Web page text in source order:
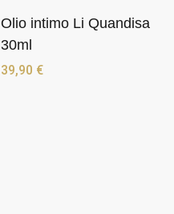
Olio intimo Li Quandisa
30ml
39,90 €